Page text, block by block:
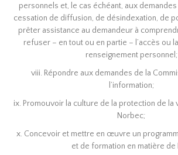
personnels et, le cas échéant, aux
cessation de diffusion, de désindexation, de
prêter assistance au demandeur à
refuser – en tout ou en partie – l’accès ou
renseignement personnel;
viii. Répondre aux demandes de la
l’information;
ix. Promouvoir la culture de la protection de la
Norbec;
x. Concevoir et mettre en œuvre un
et de formation en matière de